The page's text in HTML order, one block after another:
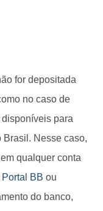
for depositada
no caso de
para
Brasil. Nesse caso,
qualquer conta
Portal BB ou
do banco,